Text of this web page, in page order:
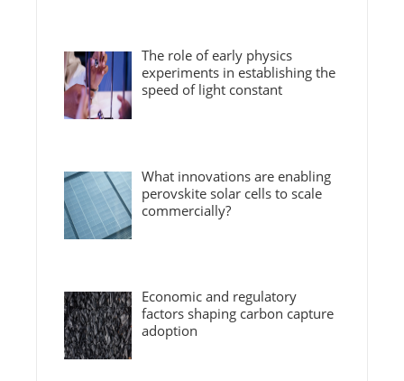
The role of early physics
experiments in establishing the
speed of light constant
What innovations are enabling
perovskite solar cells to scale
commercially?
Economic and regulatory
factors shaping carbon capture
adoption